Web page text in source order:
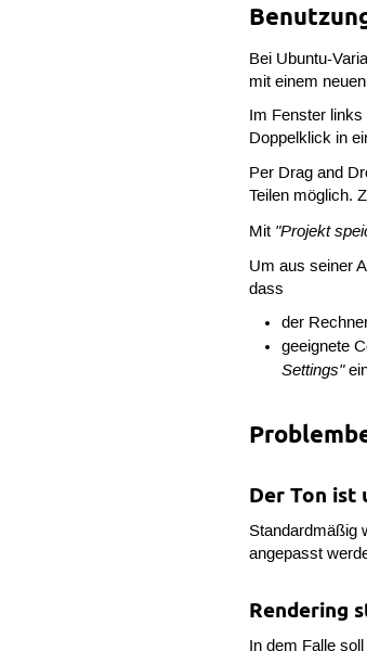
Bei Ubuntu-
mit einem
Im Fenster
Doppelklick in
Per Drag and
Teilen möglich.
Mit "Projekt
Um aus seiner
dass
der
geeignete
Settings"
Der Ton ist
Standardmäßig
angepasst
Rendering